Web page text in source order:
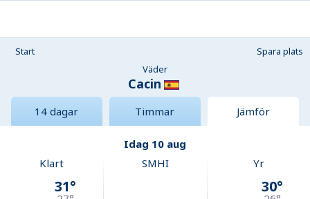
Start
Spara plats
Väder
Cacin
14 dagar Timmar Jämför
Idag 10 aug
Klart
31°
SMHI Yr
30°